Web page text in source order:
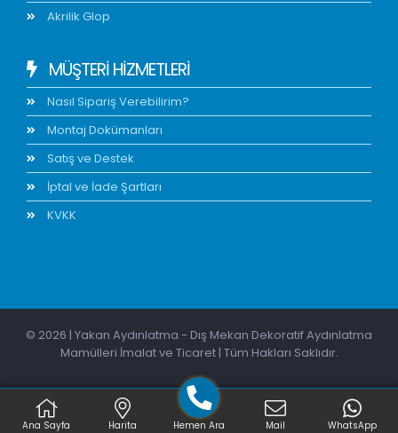
Akrilik Glop
MÜŞTERİ HİZMETLERİ
Nasıl Sipariş Verebilirim?
Montaj Dokümanları
Satış ve Destek
İptal ve İade Şartları
KVKK
© 2026 | Yakan Aydınlatma - Dış Mekan Dekoratif Aydınlatma
Mamülleri İmalat ve Ticaret | Tüm Hakları Saklıdır.
Ana Sayfa Harita Hemen Ara Mail WhatsApp